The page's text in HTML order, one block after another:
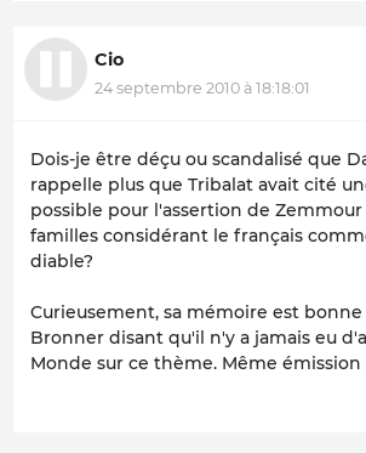
Cio
24 septembre 2010 à 18:18:01
Dois-je être déçu ou scandalisé que
rappelle plus que Tribalat avait cité
possible pour l'assertion de Zemmour
familles considérant le français
diable?
Curieusement, sa mémoire est bonne
Bronner disant qu'il n'y a jamais eu
Monde sur ce thème. Même